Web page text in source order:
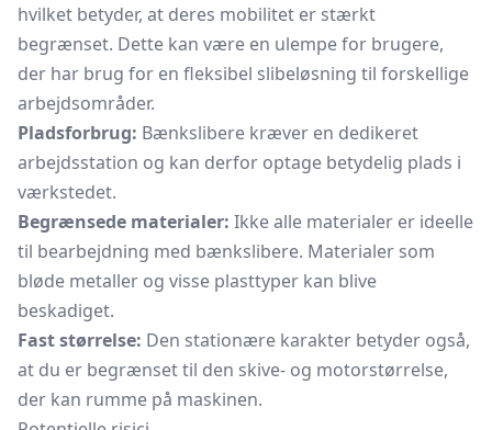
hvilket betyder, at deres mobilitet er stærkt
begrænset. Dette kan være en ulempe for brugere,
der har brug for en fleksibel slibeløsning til forskellige
arbejdsområder.
Pladsforbrug: Bænkslibere kræver en dedikeret
arbejdsstation og kan derfor optage betydelig plads i
værkstedet.
Begrænsede materialer: Ikke alle materialer er ideelle
til bearbejdning med bænkslibere. Materialer som
bløde metaller og visse plasttyper kan blive
beskadiget.
Fast størrelse: Den stationære karakter betyder også,
at du er begrænset til den skive- og motorstørrelse,
der kan rumme på maskinen.